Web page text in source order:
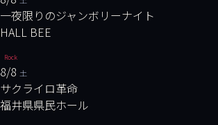
一夜限りのジャンボリーナイト
HALL BEE
Rock
8/8 土
サクライロ革命
福井県県民ホール